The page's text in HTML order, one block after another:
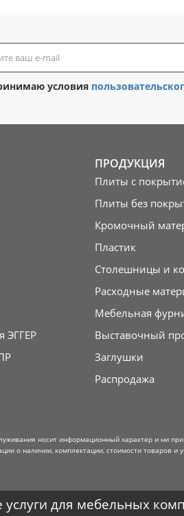
условия
ЭГГЕР
ПРОДУКЦИЯ
Плиты с
Плиты без
Кромочный
Пластик
Столешницы и
Расходные
Мебельная
Выставочный
Заглушки
Распродажа
носит информационный характер и ни
о наличии, комплектации, стоимости товаров
для мебельных